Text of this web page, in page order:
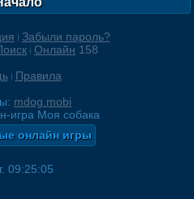
Забыли пароль?
Онлайн 158
Правила
mdog.mobi
игра Моя собака
онлайн игры
09:25:05